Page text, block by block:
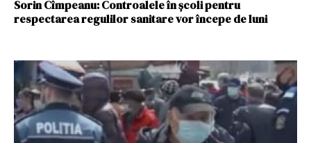
Sorin Cîmpeanu: Controalele în şcoli pentru
respectarea regulilor sanitare vor începe de luni